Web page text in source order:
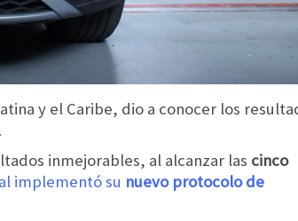
y el Caribe, dio a conocer los
.
inmejorables, al alcanzar las cinco
implementó su nuevo protocolo de